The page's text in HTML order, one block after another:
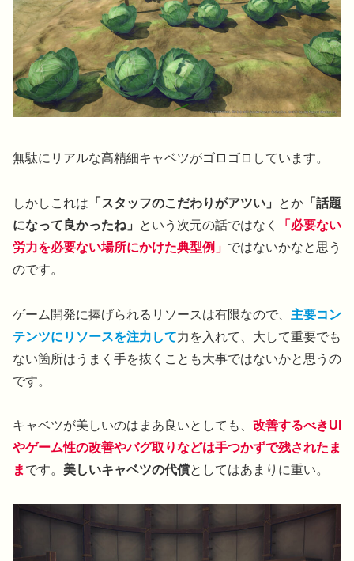
無駄にリアルな高精細キャベツがゴロゴロしています。
しかしこれは 「スタッフのこだわりがアツい」 とか 「話題
になって良かったね」
という次元の話ではなく
「必要ない
労力を必要ない場所にかけた典型例」 ではないかなと思う
のです。
ゲーム開発に捧げられるリソースは有限なので、 主要コン
テンツにリソースを注力して力を入れて、大して重要でも
ない箇所はうまく手を抜くことも大事ではないかと思うの
です。
キャベツが美しいのはまあ良いとしても、 改善するべきUI
やゲーム性の改善やバグ取りなどは手つかずで残されたま
ま です。 美しいキャベツの代償としてはあまりに重い。